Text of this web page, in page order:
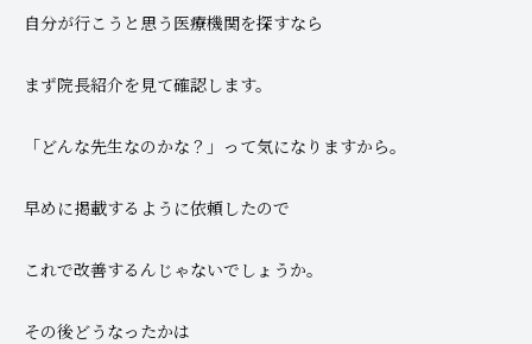
自分が行こうと思う医療機関を探すなら
まず院長紹介を見て確認します。
「どんな先生なのかな？」って気になりますから。
早めに掲載するように依頼したので
これで改善するんじゃないでしょうか。
その後どうなったかは